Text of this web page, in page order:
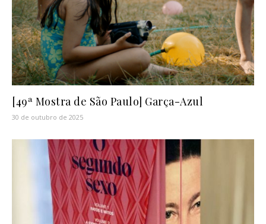
[49ª Mostra de São Paulo] Garça-Azul
30 de outubro de 2025